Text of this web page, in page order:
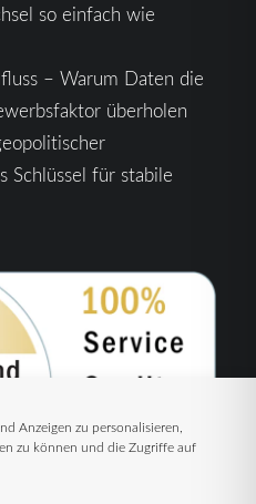
Anzeigen zu personalisieren,
zu können und die Zugriffe auf
so einfach wie
– Warum Daten die
überholen
Schlüssel für stabile